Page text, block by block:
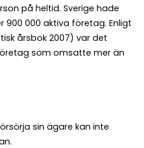
på heltid. Sverige hade
900 000 aktiva företag. Enligt
årsbok 2007) var det
som omsatte mer än
sin ägare kan inte